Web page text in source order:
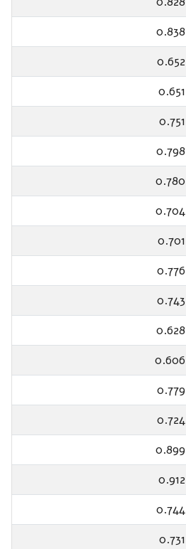
0.838
0.652
0.651
0.751
0.798
0.780
0.704
0.701
0.776
0.743
0.628
0.606
0.779
0.724
0.899
0.912
0.744
0.731